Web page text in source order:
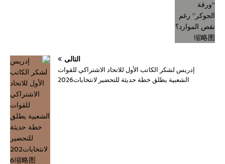
التالي
إدريس لشكر الكاتب الأول للاتحاد الاشتراكي للقوات
الشعبية يطلق خطة حديثة للتحضير لانتخابات2026